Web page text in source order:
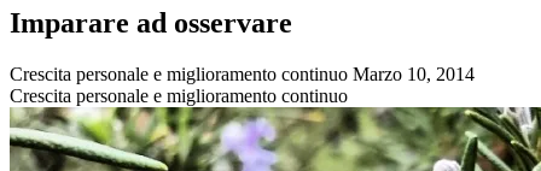
Imparare ad osservare
Crescita personale e miglioramento continuo Marzo 10, 2014
Crescita personale e miglioramento continuo